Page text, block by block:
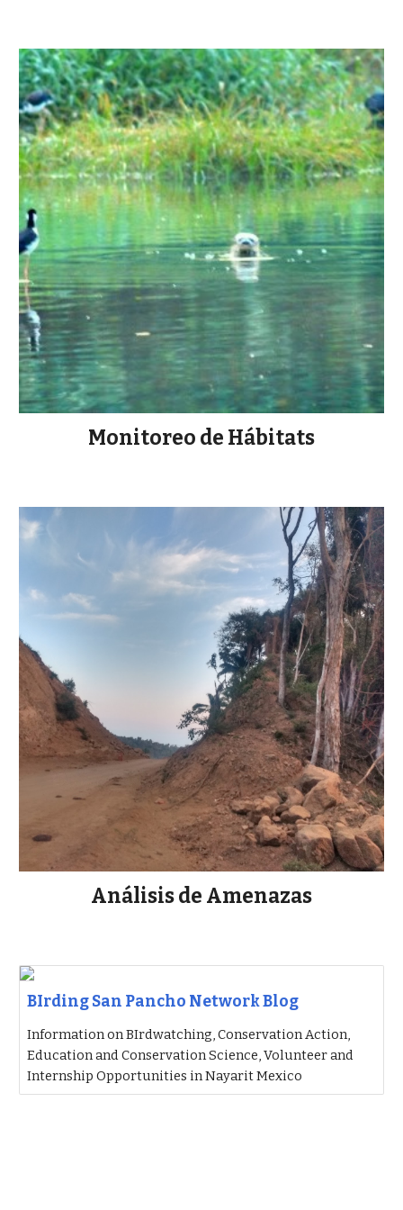
Monitoreo de Hábitats
Análisis de Amenazas
BIrding San Pancho Network Blog
Information on BIrdwatching, Conservation Action,
Education and Conservation Science, Volunteer and
Internship Opportunities in Nayarit Mexico